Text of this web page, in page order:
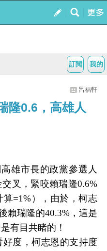
我的
訂閱
呂福軒
隆0.6，高雄人
雄市長的政黨參選人
叉，緊咬賴瑞隆0.6%
=1%），由於，柯志
賴瑞隆的40.3%，這是
有目共睹的！
度，柯志恩的支持度